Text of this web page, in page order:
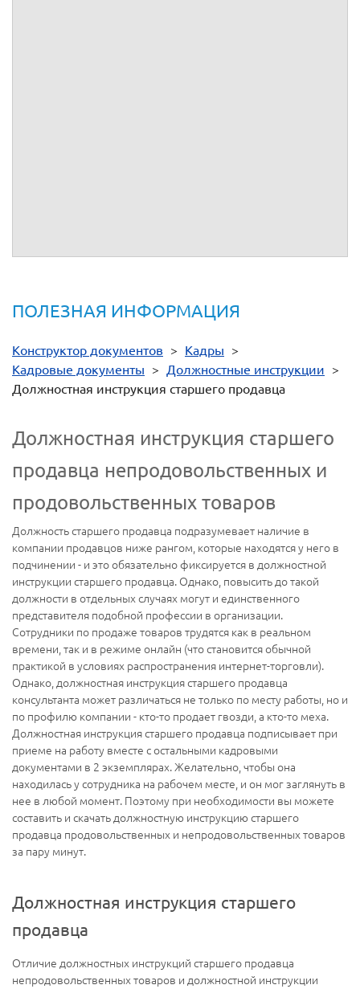
ПОЛЕЗНАЯ ИНФОРМАЦИЯ
Конструктор документов > Кадры >
Кадровые документы > Должностные инструкции >
Должностная инструкция старшего продавца
Должностная инструкция старшего
продавца непродовольственных и
продовольственных товаров
Должность старшего продавца подразумевает наличие в
компании продавцов ниже рангом, которые находятся у него в
подчинении - и это обязательно фиксируется в должностной
инструкции старшего продавца. Однако, повысить до такой
должности в отдельных случаях могут и единственного
представителя подобной профессии в организации.
Сотрудники по продаже товаров трудятся как в реальном
времени, так и в режиме онлайн (что становится обычной
практикой в условиях распространения интернет-торговли).
Однако, должностная инструкция старшего продавца
консультанта может различаться не только по месту работы, но и
по профилю компании - кто-то продает гвозди, а кто-то меха.
Должностная инструкция старшего продавца подписывает при
приеме на работу вместе с остальными кадровыми
документами в 2 экземплярах. Желательно, чтобы она
находилась у сотрудника на рабочем месте, и он мог заглянуть в
нее в любой момент. Поэтому при необходимости вы можете
составить и скачать должностную инструкцию старшего
продавца продовольственных и непродовольственных товаров
за пару минут.
Должностная инструкция старшего
продавца
Отличие должностных инструкций старшего продавца
непродовольственных товаров и должностной инструкции